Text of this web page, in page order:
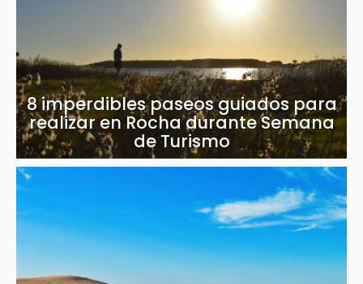
8 imperdibles paseos guiados para
realizar en Rocha durante Semana
de Turismo